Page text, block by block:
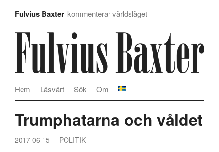
Fulvius Baxter kommenterar världsläget
Om
Sök
Läsvärt
Hem
Trumphatarna och våldet
2017 06 15 POLITIK